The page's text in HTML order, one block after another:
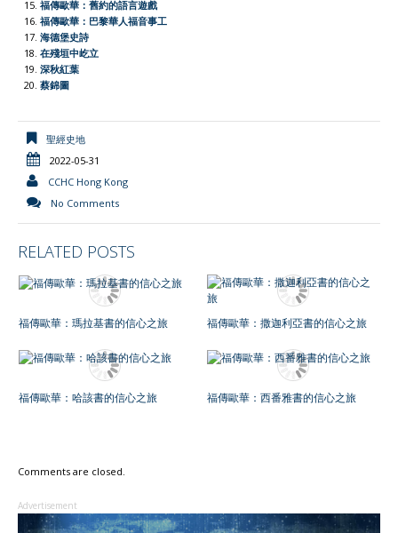
福傳歐華：舊約的語言遊戲
福傳歐華：巴黎華人福音事工
海德堡史詩
在殘垣中屹立
深秋紅葉
蔡錦圖
聖經史地
2022-05-31
CCHC Hong Kong
No Comments
RELATED POSTS
福傳歐華：瑪拉基書的信心之旅 福傳歐華：撒迦利亞書的信心之旅
福傳歐華：哈該書的信心之旅 福傳歐華：西番雅書的信心之旅
Comments are closed.
Advertisement